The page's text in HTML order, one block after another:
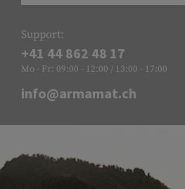
Support:
+41 44 862 48 17
Mo - Fr: 09:00 - 12:00 / 13:00 - 17:00
info@armamat.ch